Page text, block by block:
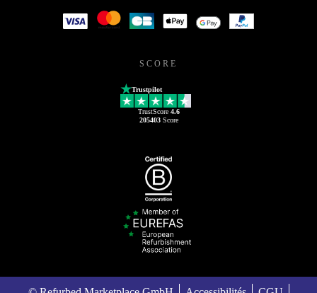
SCORE
Trustpilot
TrustScore 4.6
205403Score